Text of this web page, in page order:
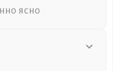
ясно